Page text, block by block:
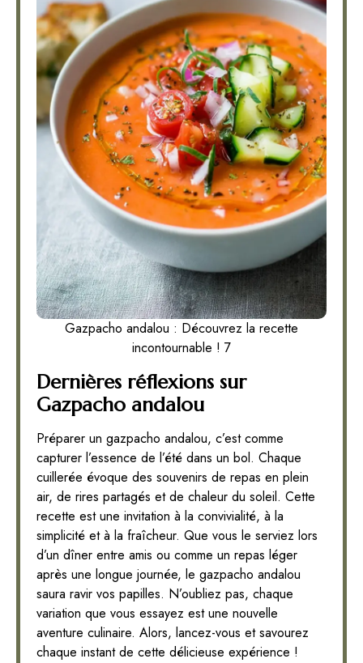
Gazpacho andalou : Découvrez la recette
incontournable ! 7
Dernières réflexions sur
Gazpacho andalou
Préparer un gazpacho andalou, c’est comme
capturer l’essence de l’été dans un bol. Chaque
cuillerée évoque des souvenirs de repas en plein
air, de rires partagés et de chaleur du soleil. Cette
recette est une invitation à la convivialité, à la
simplicité et à la fraîcheur. Que vous le serviez lors
d’un dîner entre amis ou comme un repas léger
après une longue journée, le gazpacho andalou
saura ravir vos papilles. N’oubliez pas, chaque
variation que vous essayez est une nouvelle
aventure culinaire. Alors, lancez-vous et savourez
chaque instant de cette délicieuse expérience !